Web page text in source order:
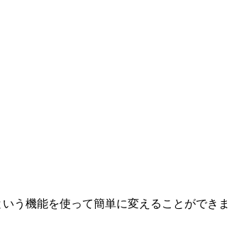
う機能を使って簡単に変えることができま